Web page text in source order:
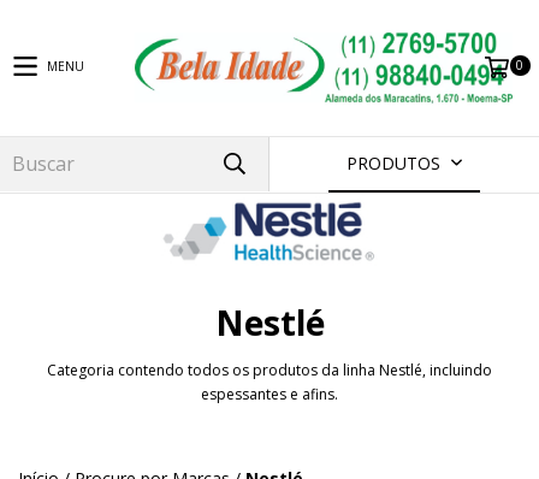
MENU 0
PRODUTOS
Nestlé
Categoria contendo todos os produtos da linha Nestlé, incluindo
espessantes e afins.